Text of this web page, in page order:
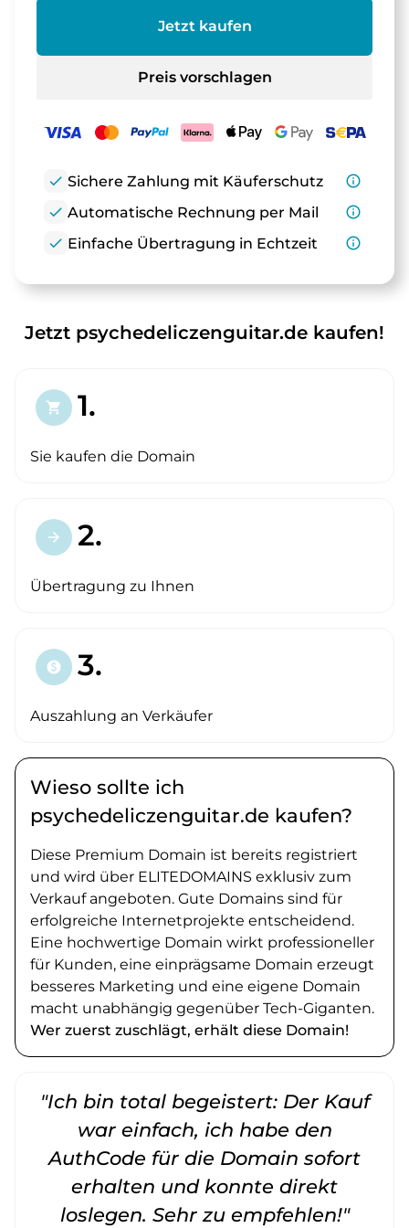
Jetzt kaufen
Preis vorschlagen
check Sichere Zahlung mit Käuferschutz
info_outline
check Automatische Rechnung per Mail
info_outline
check Einfache Übertragung in Echtzeit info_outline
Jetzt psychedeliczenguitar.de kaufen!
shopping_cart 1.
Sie kaufen die Domain
arrow_forward 2.
Übertragung zu Ihnen
paid 3.
Auszahlung an Verkäufer
Wieso sollte ich
psychedeliczenguitar.de kaufen?
Diese Premium Domain ist bereits registriert
und wird über ELITEDOMAINS exklusiv zum
Verkauf angeboten. Gute Domains sind für
erfolgreiche Internetprojekte entscheidend.
Eine hochwertige Domain wirkt professioneller
für Kunden, eine einprägsame Domain erzeugt
besseres Marketing und eine eigene Domain
macht unabhängig gegenüber Tech-Giganten.
Wer zuerst zuschlägt, erhält diese Domain!
"Ich bin total begeistert: Der Kauf
war einfach, ich habe den
AuthCode für die Domain sofort
erhalten und konnte direkt
loslegen. Sehr zu empfehlen!"